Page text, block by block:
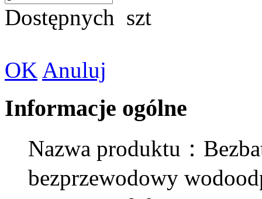
Dostępnych szt
OK Anuluj
Informacje ogólne
Nazwa produktu：
bezprzewodowy